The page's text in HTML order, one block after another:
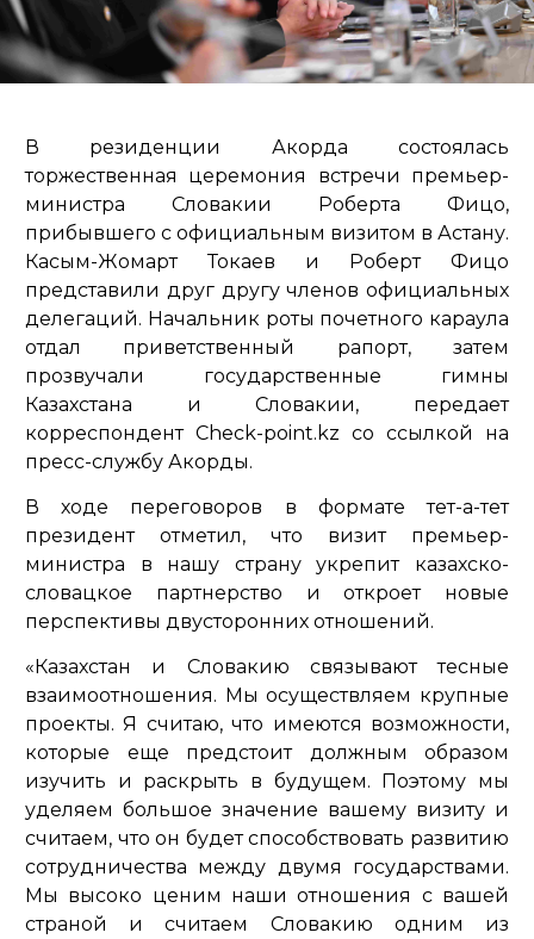
В резиденции Акорда состоялась
торжественная церемония встречи премьер-
министра Словакии Роберта Фицо,
прибывшего с официальным визитом в Астану.
Касым-Жомарт Токаев и Роберт Фицо
представили друг другу членов официальных
делегаций. Начальник роты почетного караула
отдал приветственный рапорт, затем
прозвучали государственные гимны
Казахстана и Словакии, передает
корреспондент Check-point.kz со ссылкой на
пресс-службу Акорды.
В ходе переговоров в формате тет-а-тет
президент отметил, что визит премьер-
министра в нашу страну укрепит казахско-
словацкое партнерство и откроет новые
перспективы двусторонних отношений.
«Казахстан и Словакию связывают тесные
взаимоотношения. Мы осуществляем крупные
проекты. Я считаю, что имеются возможности,
которые еще предстоит должным образом
изучить и раскрыть в будущем. Поэтому мы
уделяем большое значение вашему визиту и
считаем, что он будет способствовать развитию
сотрудничества между двумя государствами.
Мы высоко ценим наши отношения с вашей
страной и считаем Словакию одним из